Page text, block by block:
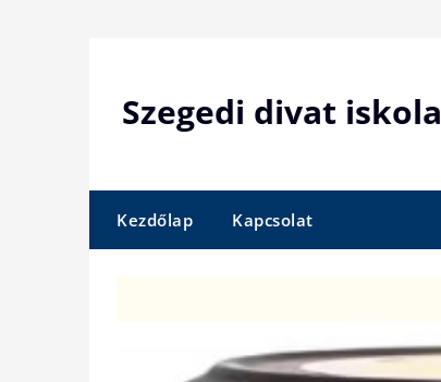
Szegedi divat iskola
Kezdőlap Kapcsolat